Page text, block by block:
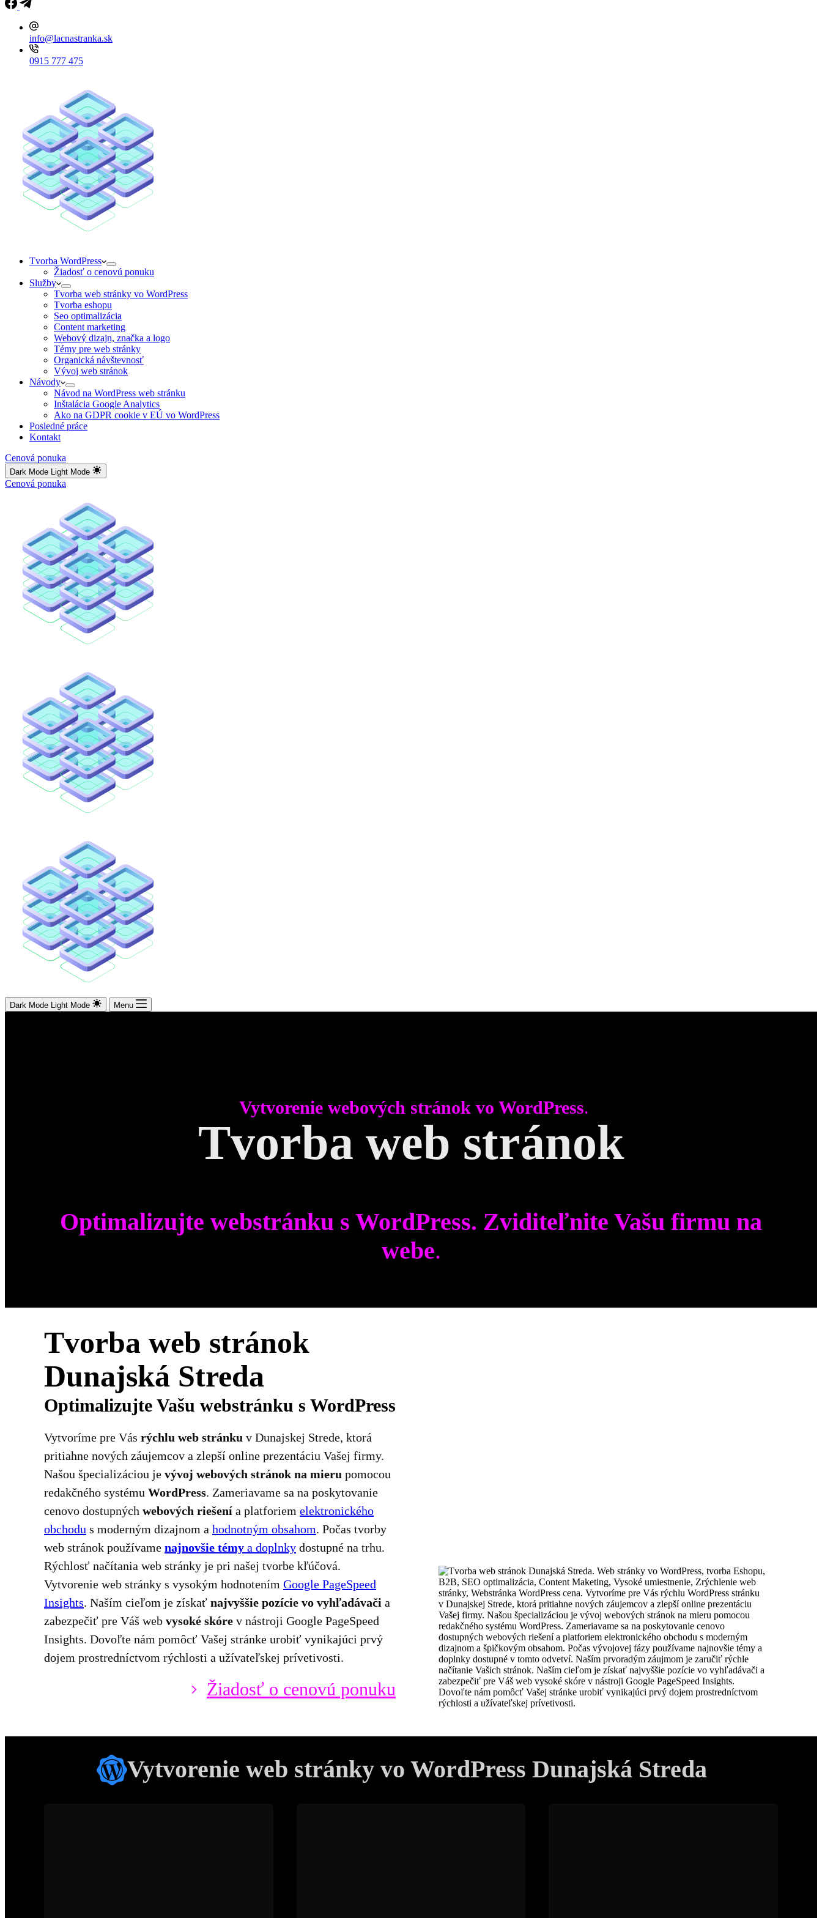
info@lacnastranka.sk
0915 777 475
Tvorba WordPress
Žiadosť o cenovú ponuku
Služby
Tvorba web stránky vo WordPress
Tvorba eshopu
Seo optimalizácia
Content marketing
Webový dizajn, značka a logo
Témy pre web stránky
Organická návštevnosť
Vývoj web stránok
Návody
Návod na WordPress web stránku
Inštalácia Google Analytics
Ako na GDPR cookie v EÚ vo WordPress
Posledné práce
Kontakt
Cenová ponuka
Dark Mode Light Mode
Cenová ponuka
Dark Mode Light Mode Menu
Vytvorenie webových stránok vo WordPress.
Tvorba web stránok
Optimalizujte webstránku s WordPress. Zviditeľnite Vašu firmu na
webe.
Tvorba web stránok
Dunajská Streda
Optimalizujte Vašu webstránku s WordPress
Vytvoríme pre Vás rýchlu web stránku v Dunajskej Strede, ktorá
pritiahne nových záujemcov a zlepší online prezentáciu Vašej firmy.
Našou špecializáciou je vývoj webových stránok na mieru pomocou
redakčného systému WordPress. Zameriavame sa na poskytovanie
cenovo dostupných webových riešení a platforiem elektronického
obchodu s moderným dizajnom a hodnotným obsahom. Počas tvorby
web stránok používame najnovšie témy a doplnky dostupné na trhu.
Rýchlosť načítania web stránky je pri našej tvorbe kľúčová.
Vytvorenie web stránky s vysokým hodnotením Google PageSpeed
Insights. Naším cieľom je získať najvyššie pozície vo vyhľadávači a
zabezpečiť pre Váš web vysoké skóre v nástroji Google PageSpeed ​​
Insights. Dovoľte nám pomôcť Vašej stránke urobiť vynikajúci prvý
dojem prostredníctvom rýchlosti a užívateľskej prívetivosti.
Žiadosť o cenovú ponuku
Vytvorenie web stránky vo WordPress Dunajská Streda